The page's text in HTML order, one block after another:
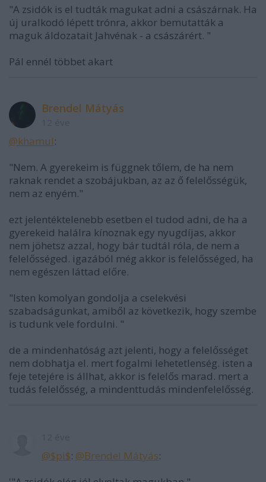
"A zsidók is el tudták magukat adni a császárnak. Ha
új uralkodó lépett trónra, akkor bemutatták a
maguk áldozatait Jahvénak - a császárért. "
Pál ennél többet akart
Brendel Mátyás
@khamul:
"Nem. A gyerekeim is függnek tőlem, de ha nem
raknak rendet a szobájukban, az az ő felelősségük,
nem az enyém."
ezt jelentéktelenebb esetben el tudod adni, de ha a
gyerekeid halálra kínoznak egy nyugdíjas, akkor
nem jöhetsz azzal, hogy bár tudtál róla, de nem a
felelősséged. igazából még akkor is felelősséged, ha
nem egészen láttad előre.
"Isten komolyan gondolja a cselekvési
szabadságunkat, amiből az következik, hogy szembe
is tudunk vele fordulni. "
de a mindenhatóság azt jelenti, hogy a felelősséget
nem dobhatja el. mert fogalmi lehetetlenség. isten a
feje tetejére is állhat, akkor is felelős marad. mert a
tudás felelősség, a mindenttudás mindenfelelősség.
@$pi$: @Brendel Mátyás: